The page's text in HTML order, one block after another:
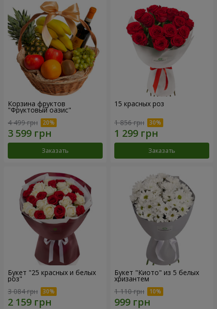
Корзина фруктов
"Фруктовый оазис"
4 499 грн
Заказать
15 красных роз
1 856 грн
Заказать
Букет "25 красных и белых
роз"
3 084 грн
Букет "Киото" из 5 белых
хризантем
1 110 грн